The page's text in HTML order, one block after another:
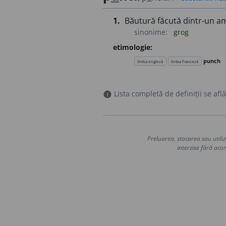
1. Băutură făcută dintr-un
sinonime:
grog
etimologie:
limba engleză limba franceză punch
info Lista completă de definiții se
Preluarea, stocarea sau
interzise fără